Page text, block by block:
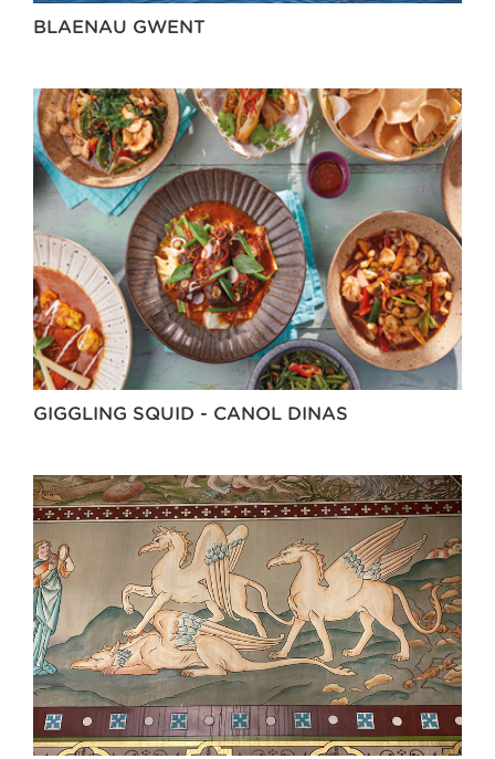
BLAENAU GWENT
GIGGLING SQUID - CANOL DINAS